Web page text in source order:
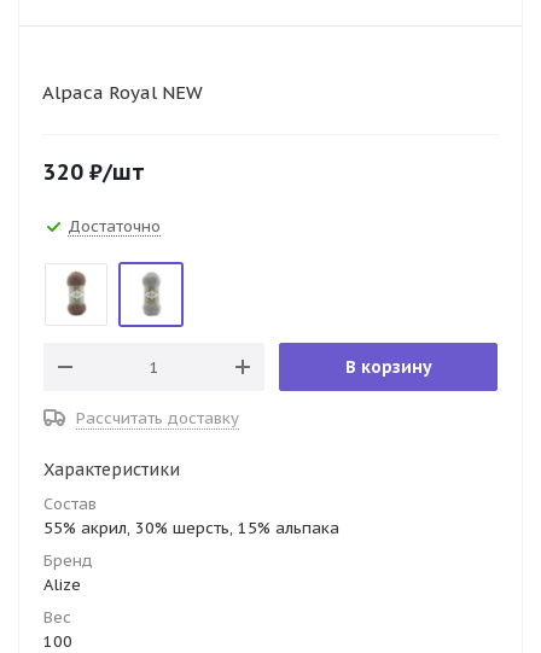
Alpaca Royal NEW
320 ₽/шт
Достаточно
В корзину
Рассчитать доставку
Характеристики
Состав
55% акрил, 30% шерсть, 15% альпака
Бренд
Alize
Вес
100